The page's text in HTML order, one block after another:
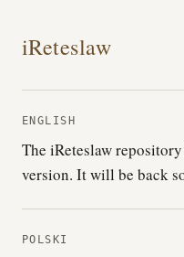
iReteslaw
ENGLISH
The iReteslaw
version. It will be back
POLSKI